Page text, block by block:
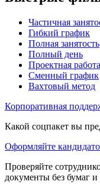
Частичная
Гибкий график
Полная занятость
Полный день
Проектная работа
Сменный график
Вахтовый метод
Корпоративная
Какой соцпакет вы
Оформляйте
Проверяйте
документы без бумаг